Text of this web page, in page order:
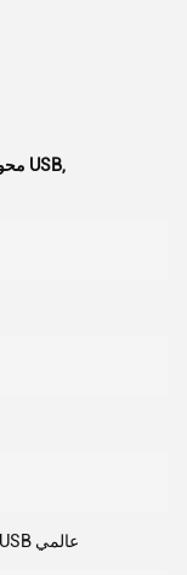
محول طاقة 100-240 فولت USB,محول كهرباء USB,
1 × محول طاقة USB عالمي